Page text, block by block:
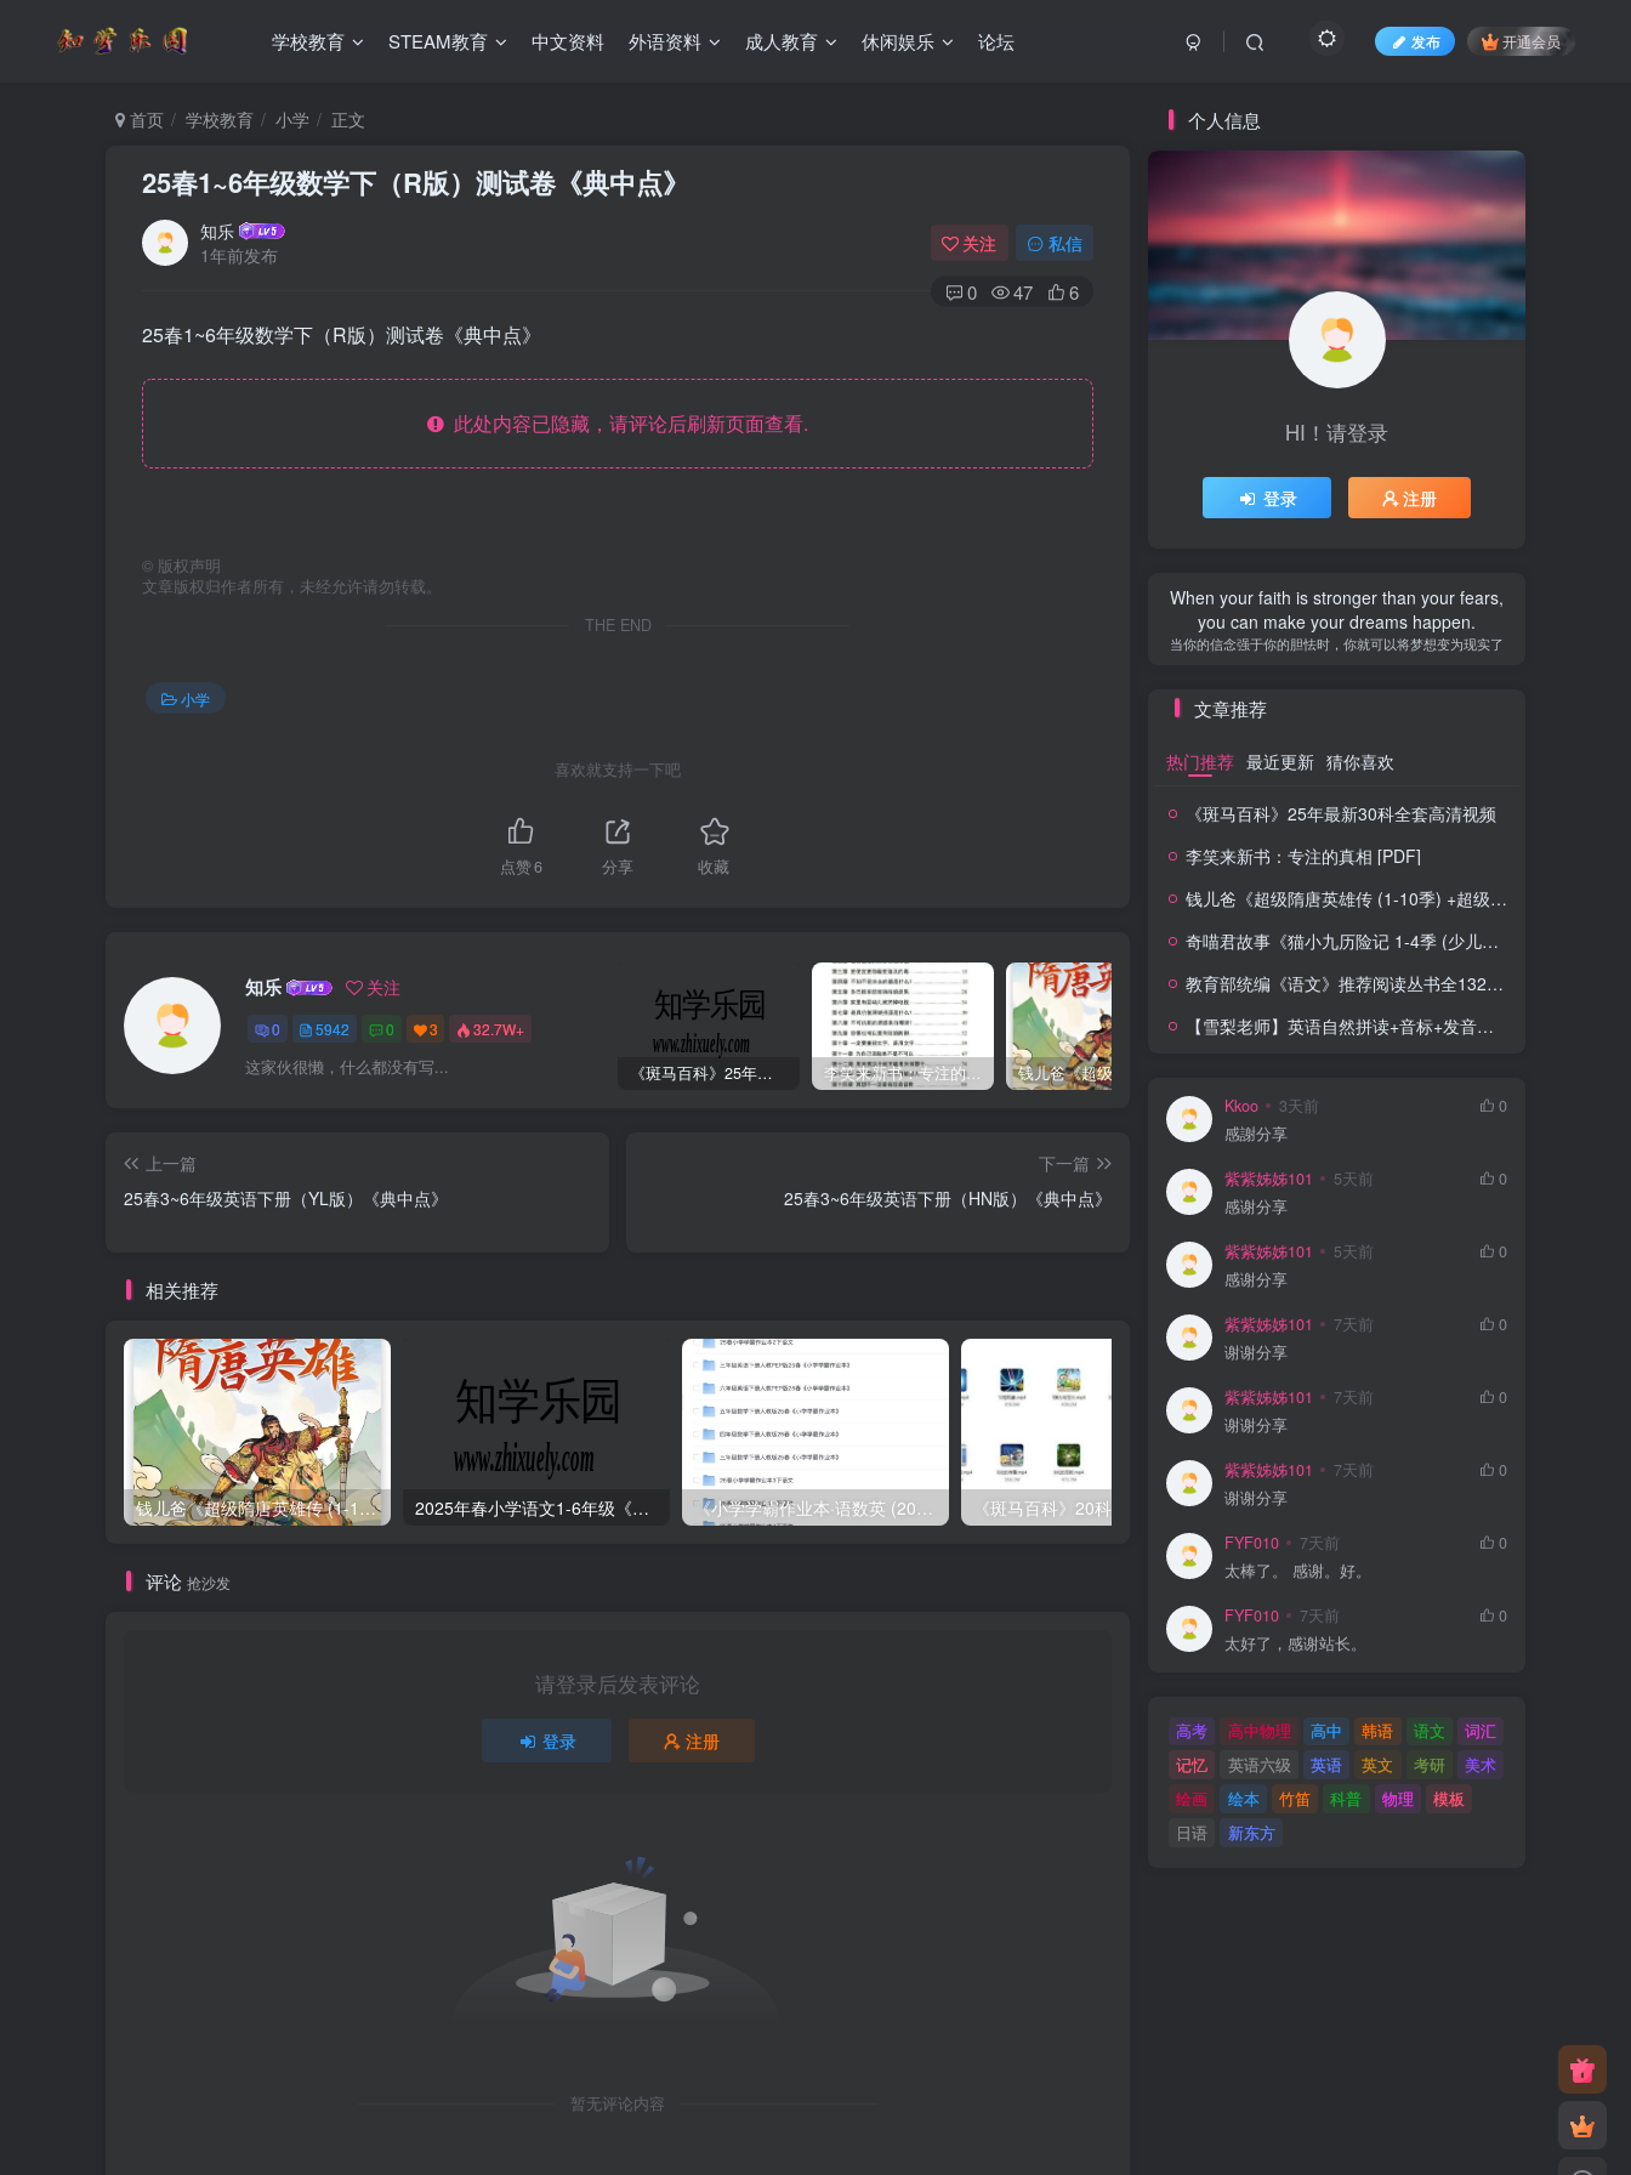
学校教育 STEAM教育 中文资料 外语资料 成人教育 休闲娱乐 论坛 发布 开通会员
首页 学校教育 小学 正文
25春1~6年级数学下（R版）测试卷《典中点》
知乐
1年前发布
关注 私信
0 47 6
25春1~6年级数学下（R版）测试卷《典中点》
此处内容已隐藏，请评论后刷新页面查看.
© 版权声明
文章版权归作者所有，未经允许请勿转载。
THE END
小学
喜欢就支持一下吧
点赞6 分享 收藏
知乐 关注
0 5942 0 3 32.7W+
这家伙很懒，什么都没有写... 《斑马百科》25年最新30科全套高清视频 李笑来新书：专注的真相 [PDF]
上一篇
25春3~6年级英语下册（YL版）《典中点》
下一篇
25春3~6年级英语下册（HN版）《典中点》
相关推荐
钱儿爸《超级隋唐英雄传 (1-10季) +超级隋唐英雄后传 (1-4季） 2025年春小学语文1-6年级《王朝霞阅读训练100篇》 《斑马百科》20科全套高清视频
评论 抢沙发
请登录后发表评论
登录 注册
暂无评论内容
个人信息
HI！请登录
登录 注册
When your faith is stronger than your fears,
you can make your dreams happen.
当你的信念强于你的胆怯时，你就可以将梦想变为现实了
文章推荐
热门推荐 最近更新 猜你喜欢
《斑马百科》25年最新30科全套高清视频
李笑来新书：专注的真相 [PDF]
钱儿爸《超级隋唐英雄传 (1-10季) +超级隋唐英雄后传 (1-4季）
奇喵君故事《猫小九历险记 1-4季 (少儿大型奇幻冒险之旅)
教育部统编《语文》推荐阅读丛书全132种143册
【雪梨老师】英语自然拼读+音标+发音规则（精品课三合一）
Kkoo 3天前
0
感謝分享
紫紫姊姊101 5天前
0
感谢分享
紫紫姊姊101 5天前
0
感谢分享
紫紫姊姊101 7天前
0
谢谢分享
紫紫姊姊101 7天前
0
谢谢分享
紫紫姊姊101 7天前
0
谢谢分享
FYF010 7天前
0
太棒了。 感谢。好。
FYF010 7天前
0
太好了，感谢站长。
高考 高中物理 高中 韩语 语文
词汇
记忆
英语六级 英语 英文 考研
美术
绘画
绘本 竹笛 科普 物理
模板
日语
新东方